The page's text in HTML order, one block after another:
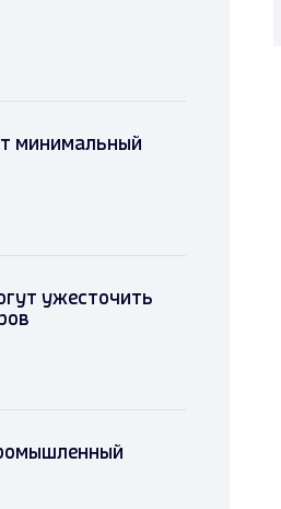
минимальный
ужесточить